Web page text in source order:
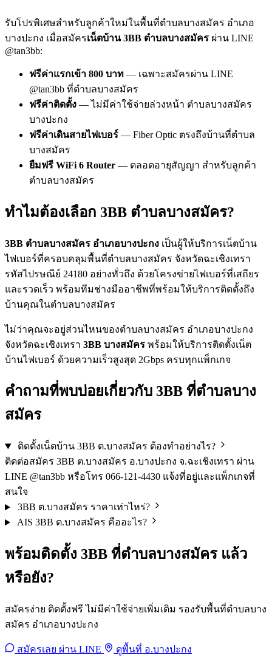
รับโปรพิเศษสำหรับลูกค้าใหม่ในพื้นที่ตำบลบางสมัคร อำเภอ
บางปะกง เมื่อสมัครเน็ตบ้าน 3BB ตำบลบางสมัคร ผ่าน LINE
@tan3bb:
ฟรีค่าแรกเข้า 800 บาท — เฉพาะสมัครผ่าน LINE
@tan3bb ที่ตำบลบางสมัคร
ฟรีค่าติดตั้ง — ไม่มีค่าใช้จ่ายล่วงหน้า ตำบลบางสมัคร
บางปะกง
ฟรีค่าเดินสายไฟเบอร์ — Fiber Optic ตรงถึงบ้านที่ตำบล
บางสมัคร
ยืมฟรี WiFi 6 Router — ตลอดอายุสัญญา สำหรับลูกค้า
ตำบลบางสมัคร
ทำไมต้องเลือก 3BB ตำบลบางสมัคร?
3BB ตำบลบางสมัคร อำเภอบางปะกง เป็นผู้ให้บริการเน็ตบ้าน
ไฟเบอร์ที่ครอบคลุมพื้นที่ตำบลบางสมัคร จังหวัดฉะเชิงเทรา
รหัสไปรษณีย์ 24180 อย่างทั่วถึง ด้วยโครงข่ายไฟเบอร์ที่เสถียร
และรวดเร็ว พร้อมทีมช่างมืออาชีพที่พร้อมให้บริการติดตั้งถึง
บ้านคุณในตำบลบางสมัคร
ไม่ว่าคุณจะอยู่ส่วนไหนของตำบลบางสมัคร อำเภอบางปะกง
จังหวัดฉะเชิงเทรา 3BB บางสมัคร พร้อมให้บริการติดตั้งเน็ต
บ้านไฟเบอร์ ด้วยความเร็วสูงสุด 2Gbps ครบทุกแพ็กเกจ
คำถามที่พบบ่อยเกี่ยวกับ 3BB ที่ตำบลบาง
สมัคร
ติดตั้งเน็ตบ้าน 3BB ต.บางสมัคร ต้องทำอย่างไร?
ติดต่อสมัคร 3BB ต.บางสมัคร อ.บางปะกง จ.ฉะเชิงเทรา ผ่าน
LINE @tan3bb หรือโทร 066-121-4430 แจ้งที่อยู่และแพ็กเกจที่
สนใจ
3BB ต.บางสมัคร ราคาเท่าไหร่?
AIS 3BB ต.บางสมัคร คืออะไร?
พร้อมติดตั้ง 3BB ที่ตำบลบางสมัคร แล้ว
หรือยัง?
สมัครง่าย ติดตั้งฟรี ไม่มีค่าใช้จ่ายเพิ่มเติม รองรับพื้นที่ตำบลบาง
สมัคร อำเภอบางปะกง
สมัครเลย ผ่าน LINE ดูพื้นที่ อ.บางปะกง